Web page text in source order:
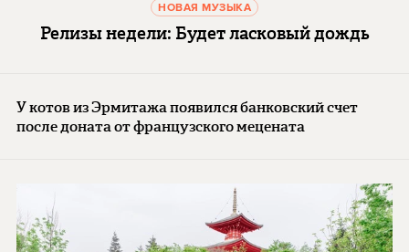
НОВАЯ МУЗЫКА
Релизы недели: Будет ласковый дождь
У котов из Эрмитажа появился банковский счет
после доната от французского мецената